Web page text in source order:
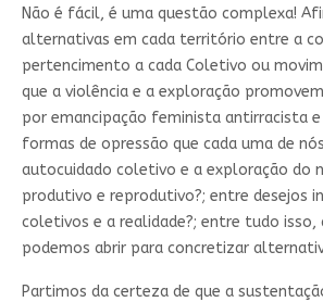
Não é fácil, é uma questão complexa!
alternativas em cada território entre a
pertencimento a cada Coletivo ou
que a violência e a exploração
por emancipação feminista antirracista
formas de opressão que cada uma de
autocuidado coletivo e a exploração do
produtivo e reprodutivo?; entre desejos
coletivos e a realidade?; entre tudo isso,
podemos abrir para concretizar
Partimos da certeza de que a